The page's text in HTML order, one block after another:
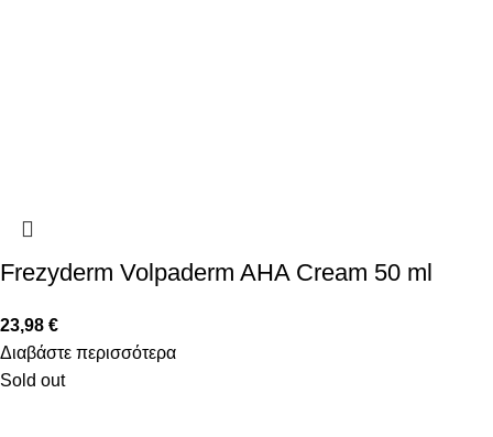
Frezyderm Volpaderm AHA Cream 50 ml
23,98 €
Διαβάστε περισσότερα
Sold out